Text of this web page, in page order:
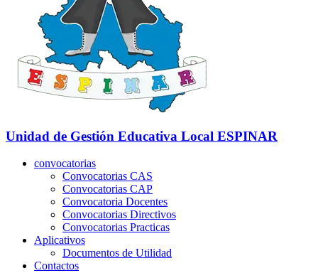
Unidad de Gestión Educativa Local ESPINAR
convocatorias
Convocatorias CAS
Convocatorias CAP
Convocatoria Docentes
Convocatorias Directivos
Convocatorias Practicas
Aplicativos
Documentos de Utilidad
Contactos